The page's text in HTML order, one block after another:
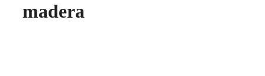
madera